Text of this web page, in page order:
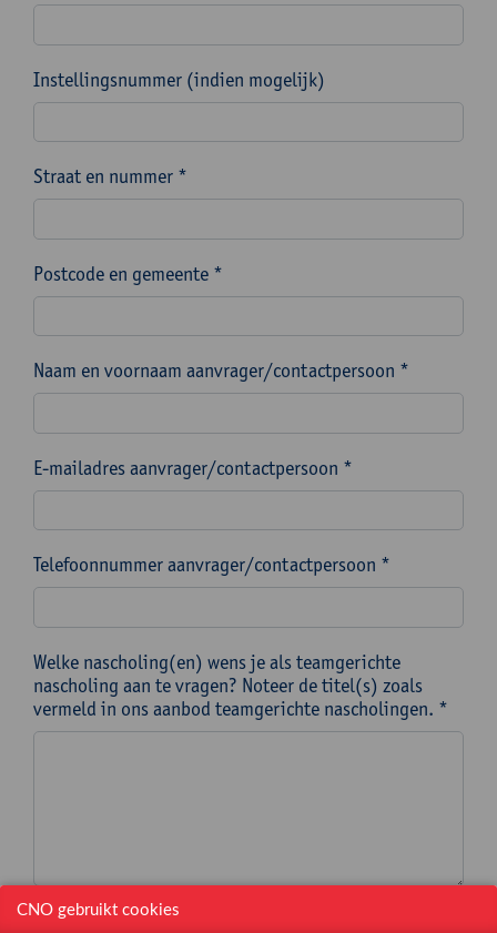
Instellingsnummer (indien mogelijk)
Straat en nummer *
Postcode en gemeente *
Naam en voornaam aanvrager/contactpersoon *
E-mailadres aanvrager/contactpersoon *
Telefoonnummer aanvrager/contactpersoon *
Welke nascholing(en) wens je als teamgerichte
nascholing aan te vragen? Noteer de titel(s) zoals
vermeld in ons aanbod teamgerichte nascholingen. *
Doelgroep en schoolniveau (bv. leerkrachten talen
CNO gebruikt cookies